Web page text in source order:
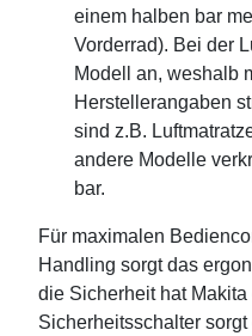
einem halben bar
Vorderrad). Bei der
Modell an, weshalb
Herstellerangaben
sind z.B.
andere Modelle
bar.
Für maximalen
Handling sorgt das
die Sicherheit hat Makita
Sicherheitsschalter